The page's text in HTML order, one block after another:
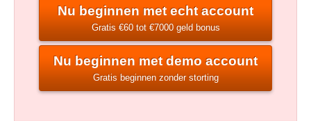
Nu beginnen met echt account
Gratis €60 tot €7000 geld bonus
Nu beginnen met demo account
Gratis beginnen zonder storting